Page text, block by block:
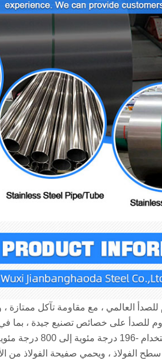
للصدأ العالمي ، مع مقاومة تآكل
‌304 تحتوي لوحة الفولاذ المقاوم للصدأ على خصائص تصنيع
وعدم ظاهرة تصلب المعالجة
، ويحمي صفيحة الفولاذ من